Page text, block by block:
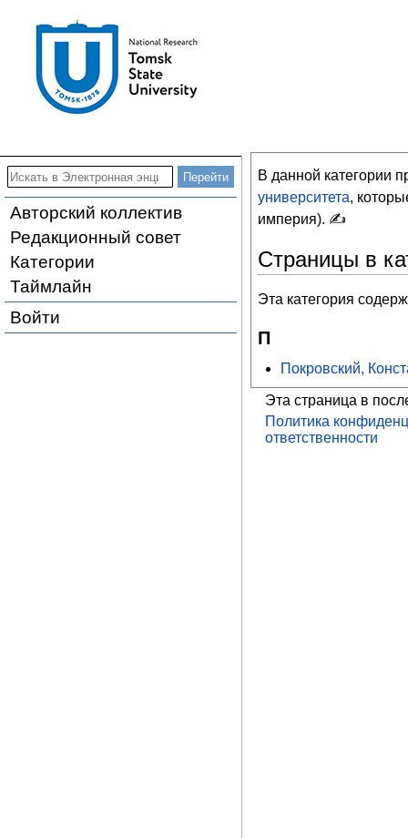
Авторский коллектив
Редакционный совет
Категории
Таймлайн
Войти
В данной категории
университета,
империя). ✍
Страницы в
Эта категория
П
Покровский,
Эта страница в
Политика
ответственности